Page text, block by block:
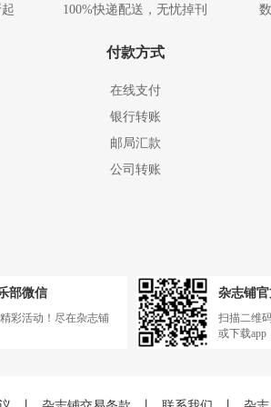
100%快递配送，无忧掉刊
付款方式
在线支付
银行转账
邮局汇款
公司转账
部微信
彩活动！尽在杂志铺
杂志铺
扫描二维
或下载